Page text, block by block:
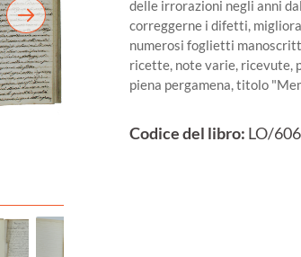
delle irrorazioni negli anni
correggerne i difetti,
numerosi foglietti
ricette, note varie, ricevute,
piena pergamena, titolo
Codice del libro: LO/